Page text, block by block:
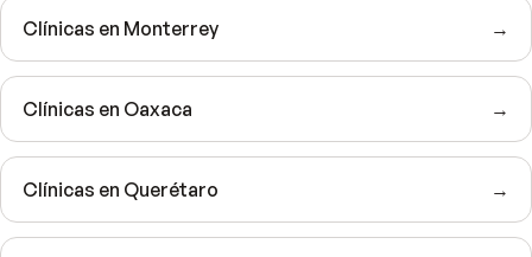
Clínicas en Monterrey →
Clínicas en Oaxaca →
Clínicas en Querétaro →